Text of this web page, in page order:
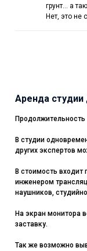
грунт... а
Нет, это не
Аренда студии
Продолжительность
В студии
других экспертов
В стоимость
инженером
наушников,
На экран монитора
заставку.
Так же возможно